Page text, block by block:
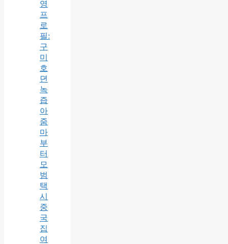
영
프
로
필:
구
미
호
뎐
녹
즙
아
줌
마
부
터
모
범
택
시
중
국
집
여